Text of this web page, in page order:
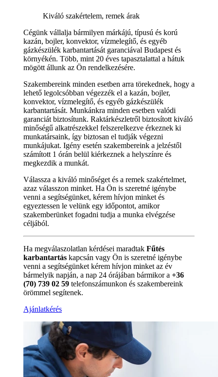
Kiváló szakértelem, remek árak
Cégünk vállalja bármilyen márkájú, típusú és korú
kazán, bojler, konvektor, vízmelegítő, és egyéb
gázkészülék karbantartását garanciával Budapest és
környékén. Több, mint 20 éves tapasztalattal a hátuk
mögött állunk az Ön rendelkezésére.
Szakembereink minden esetben arra törekednek, hogy a
lehető legolcsóbban végezzék el a kazán, bojler,
konvektor, vízmelegítő, és egyéb gázkészülék
karbantartását. Munkánkra minden esetben valódi
garanciát biztosítunk. Raktárkészletről biztosított kiváló
minőségű alkatrészekkel felszerelkezve érkeznek ki
munkatársaink, így biztosan el tudják végezni
munkájukat. Igény esetén szakembereink a jelzéstől
számított 1 órán belül kiérkeznek a helyszínre és
megkezdik a munkát.
Válassza a kiváló minőséget és a remek szakértelmet,
azaz válasszon minket. Ha Ön is szeretné igénybe
venni a segítségünket, kérem hívjon minket és
egyeztessen le velünk egy időpontot, amikor
szakemberünket fogadni tudja a munka elvégzése
céljából.
Ha megválaszolatlan kérdései maradtak Fűtés
karbantartás kapcsán vagy Ön is szeretné igénybe
venni a segítségünket kérem hívjon minket az év
bármelyik napján, a nap 24 órájában bármikor a +36
(70) 739 02 59 telefonszámunkon és szakembereink
örömmel segítenek.
Ajánlatkérés